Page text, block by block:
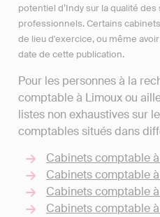
potentiel d’Indy sur la qualité
professionnels. Certains
de lieu d'exercice, ou même
date de cette publication.
Pour les personnes à la
comptable à Limoux ou
listes non exhaustives sur
comptables situés dans
Cabinets comptable
Cabinets comptable
Cabinets comptable
Cabinets comptable